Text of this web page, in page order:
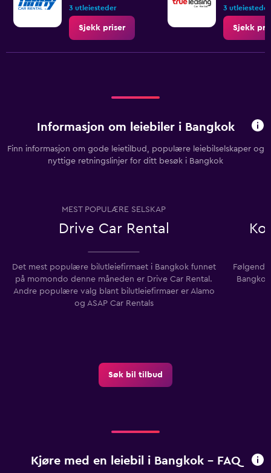
3 utleiesteder
Sjekk priser
3 utleiesteder
Sjekk
Informasjon om leiebiler i Bangkok
Finn informasjon om gode leietilbud, populære leiebilselskaper og
nyttige retningslinjer for ditt besøk i Bangkok
MEST POPULÆRE SELSKAP
Drive Car Rental
Det mest populære bilutleiefirmaet i Bangkok funnet
på momondo denne måneden er Drive Car Rental.
Andre populære valg blant bilutleiefirmaer er Alamo
og ASAP Car Rentals
Søk bil tilbud
Kjøre med en leiebil i Bangkok - FAQ